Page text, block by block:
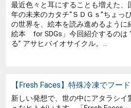
最近色々と耳にすることも増えた、
年の未来のカタチ“ＳＤＧｓ”ちょっ
の世界を、絵本を読み進めるように
絵本 for SDGs」今回紹介するのは
る” アサヒバイオサイクル。...
【Fresh Faces】特殊冷凍でフー
新しい発想で、世の中にアタラシイ